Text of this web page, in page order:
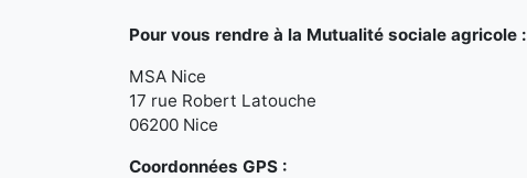
Pour vous rendre à la Mutualité sociale agricole :
MSA Nice
17 rue Robert Latouche
06200 Nice
Coordonnées GPS :